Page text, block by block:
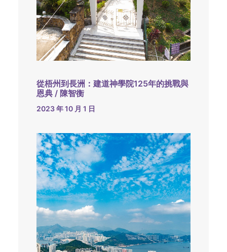
從梧州到長洲：建道神學院125年的挑戰與
恩典 / 陳智衡
2023 年 10 月 1 日